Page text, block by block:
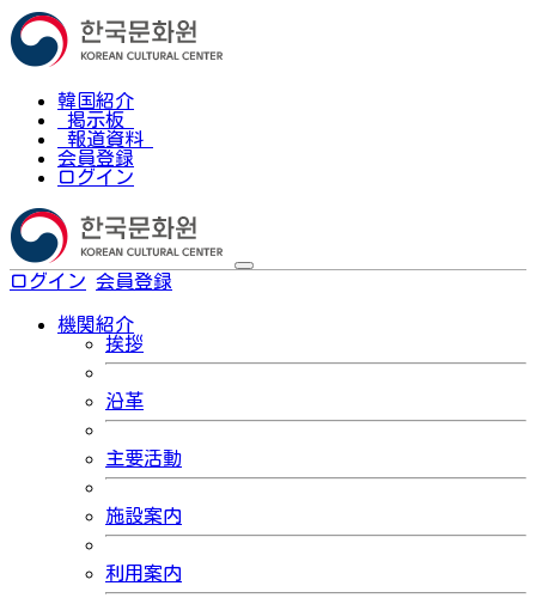
韓国紹介
掲示板
報道資料
会員登録
ログイン
ログイン 会員登録
機関紹介
挨拶
沿革
主要活動
施設案内
利用案内